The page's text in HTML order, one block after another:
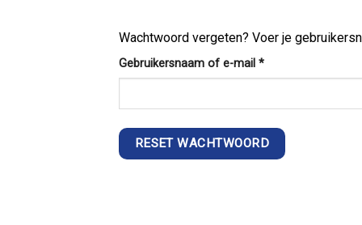
Wachtwoord vergeten? Voer je
Gebruikersnaam of e-mail *Vereist
RESET WACHTWOORD